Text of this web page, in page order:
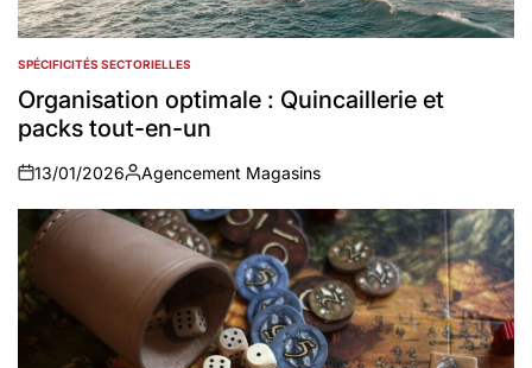
POSTED
IN
SPÉCIFICITÉS SECTORIELLES
Organisation optimale : Quincaillerie et
packs tout-en-un
on
13/01/2026
Auteur
Agencement Magasins